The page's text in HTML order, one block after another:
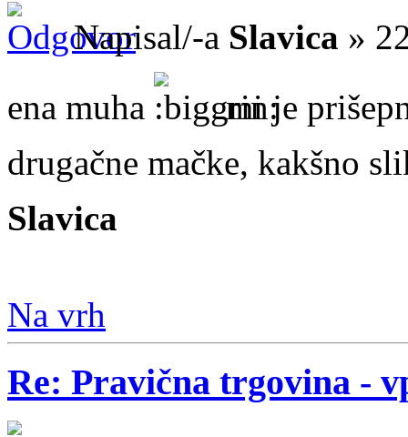
Napisal/-a Slavica »
ena muha
mi je
drugačne mačke, kakšno
Slavica
Na vrh
Re: Pravična trgovina -